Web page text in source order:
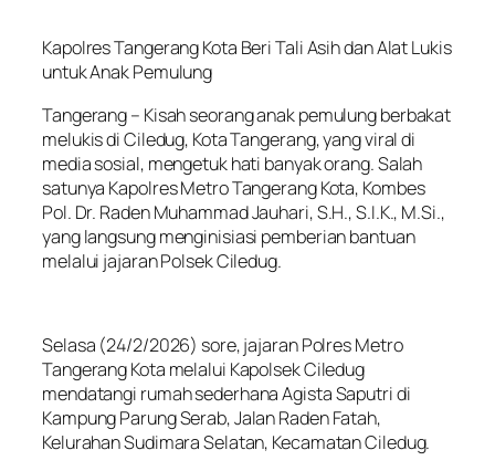
Kapolres Tangerang Kota Beri Tali Asih dan Alat Lukis
untuk Anak Pemulung
Tangerang – Kisah seorang anak pemulung berbakat
melukis di Ciledug, Kota Tangerang, yang viral di
media sosial, mengetuk hati banyak orang. Salah
satunya Kapolres Metro Tangerang Kota, Kombes
Pol. Dr. Raden Muhammad Jauhari, S.H., S.I.K., M.Si.,
yang langsung menginisiasi pemberian bantuan
melalui jajaran Polsek Ciledug.
Selasa (24/2/2026) sore, jajaran Polres Metro
Tangerang Kota melalui Kapolsek Ciledug
mendatangi rumah sederhana Agista Saputri di
Kampung Parung Serab, Jalan Raden Fatah,
Kelurahan Sudimara Selatan, Kecamatan Ciledug.